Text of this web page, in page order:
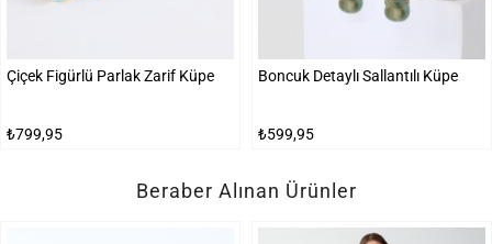
Çiçek Figürlü Parlak Zarif Küpe
₺799,95
Boncuk Detaylı Sallantılı Küpe
₺599,95
Beraber Alınan Ürünler